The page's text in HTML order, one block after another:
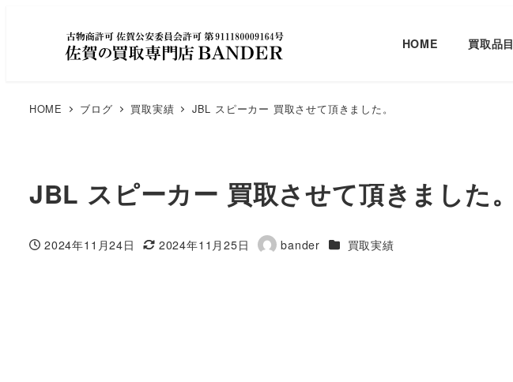
HOME 買取品目
HOME ブログ 買取実績 JBL スピーカー 買取させて頂きました。
JBL スピーカー 買取させて頂きました。
投稿日
2024年11月24日
更新日
2024年11月25日
著
bander カテゴリー
買取実績